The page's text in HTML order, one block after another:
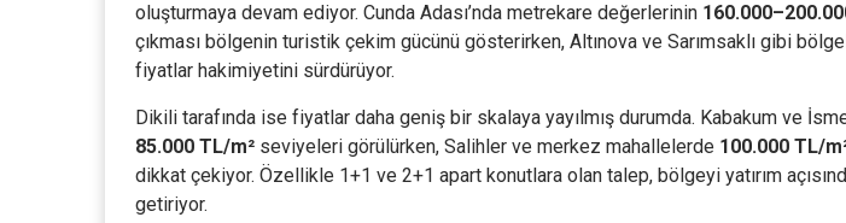
oluşturmaya devam ediyor. Cunda Adası’nda metrekare değerlerinin
çıkması bölgenin turistik çekim gücünü gösterirken, Altınova ve Sarımsaklı gibi
fiyatlar hakimiyetini sürdürüyor.
Dikili tarafında ise fiyatlar daha geniş bir skalaya yayılmış durumda. Kabakum ve
85.000 TL/m² seviyeleri görülürken, Salihler ve merkez mahallelerde 100.000 TL/
dikkat çekiyor. Özellikle 1+1 ve 2+1 apart konutlara olan talep, bölgeyi yatırım
getiriyor.